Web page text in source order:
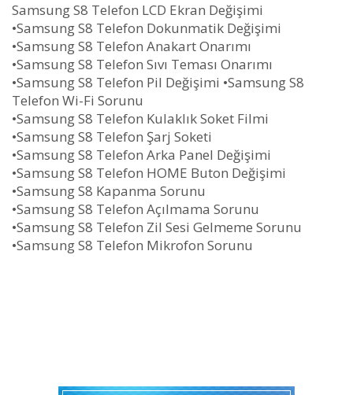
Samsung S8 Telefon LCD Ekran Değişimi
•Samsung S8 Telefon Dokunmatik Değişimi
•Samsung S8 Telefon Anakart Onarımı
•Samsung S8 Telefon Sıvı Teması Onarımı
•Samsung S8 Telefon Pil Değişimi •Samsung S8
Telefon Wi-Fi Sorunu
•Samsung S8 Telefon Kulaklık Soket Filmi
•Samsung S8 Telefon Şarj Soketi
•Samsung S8 Telefon Arka Panel Değişimi
•Samsung S8 Telefon HOME Buton Değişimi
•Samsung S8 Kapanma Sorunu
•Samsung S8 Telefon Açılmama Sorunu
•Samsung S8 Telefon Zil Sesi Gelmeme Sorunu
•Samsung S8 Telefon Mikrofon Sorunu